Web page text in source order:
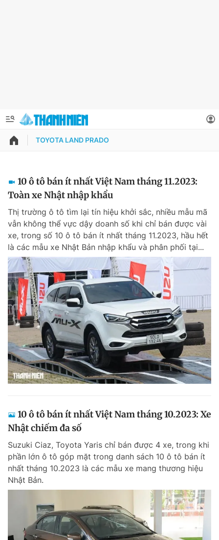
QUẢNG CÁO
Chuyên mục khác
Chào ngày mới Tin 24h
Tin thị trường Tin 360
Video Magazine
Sản phẩm khác
Tiện ích Bạn cần biết
Đọc Thanh Niên trên điện thoại
Theo dõi báo trên
Thông tin tài khoản
Đổi mật khẩu
Tin đã lưu
Tin đã xem
Đăng xuất
TOYOTA LAND PRADO
10 ô tô bán ít nhất Việt Nam tháng 11.2023:
Toàn xe Nhật nhập khẩu
Thị trường ô tô tìm lại tín hiệu khởi sắc, nhiều mẫu mã
vẫn không thể vực dậy doanh số khi chỉ bán được vài
xe, trong số 10 ô tô bán ít nhất tháng 11.2023, hầu hết
là các mẫu xe Nhật Bản nhập khẩu và phân phối tại...
10 ô tô bán ít nhất Việt Nam tháng 10.2023: Xe
Nhật chiếm đa số
Suzuki Ciaz, Toyota Yaris chỉ bán được 4 xe, trong khi
phần lớn ô tô góp mặt trong danh sách 10 ô tô bán ít
nhất tháng 10.2023 là các mẫu xe mang thương hiệu
Nhật Bản.